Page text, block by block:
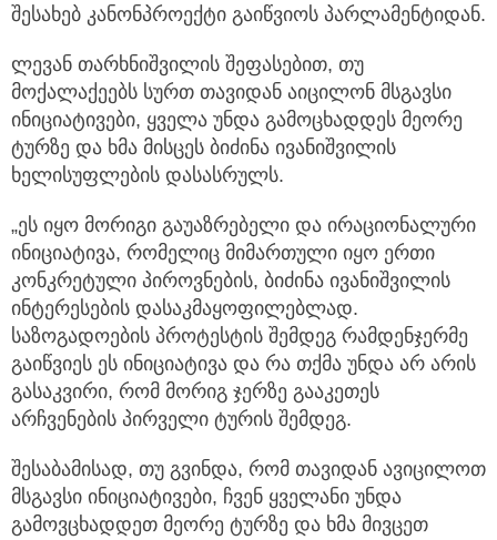
შესახებ კანონპროექტი გაიწვიოს პარლამენტიდან.
ლევან თარხნიშვილის შეფასებით, თუ
მოქალაქეებს სურთ თავიდან აიცილონ მსგავსი
ინიციატივები, ყველა უნდა გამოცხადდეს მეორე
ტურზე და ხმა მისცეს ბიძინა ივანიშვილის
ხელისუფლების დასასრულს.
„ეს იყო მორიგი გაუაზრებელი და ირაციონალური
ინიციატივა, რომელიც მიმართული იყო ერთი
კონკრეტული პიროვნების, ბიძინა ივანიშვილის
ინტერესების დასაკმაყოფილებლად.
საზოგადოების პროტესტის შემდეგ რამდენჯერმე
გაიწვიეს ეს ინიციატივა და რა თქმა უნდა არ არის
გასაკვირი, რომ მორიგ ჯერზე გააკეთეს
არჩვენების პირველი ტურის შემდეგ.
შესაბამისად, თუ გვინდა, რომ თავიდან ავიცილოთ
მსგავსი ინიციატივები, ჩვენ ყველანი უნდა
გამოვცხადდეთ მეორე ტურზე და ხმა მივცეთ